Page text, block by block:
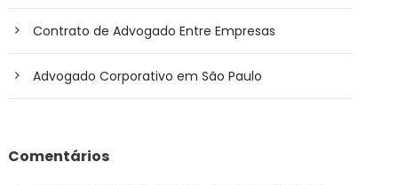
Contrato de Advogado Entre Empresas
Advogado Corporativo em São Paulo
Comentários